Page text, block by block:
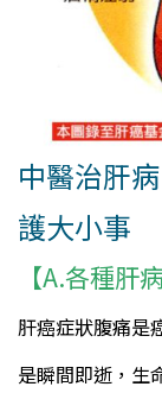
中醫治肝
護大小事
【A.各種肝病
肝癌症狀腹痛是
是瞬間即逝，生